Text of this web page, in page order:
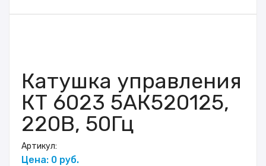
Катушка управления
КТ 6023 5АК520125,
220В, 50Гц
Артикул:
Цена: 0 руб.